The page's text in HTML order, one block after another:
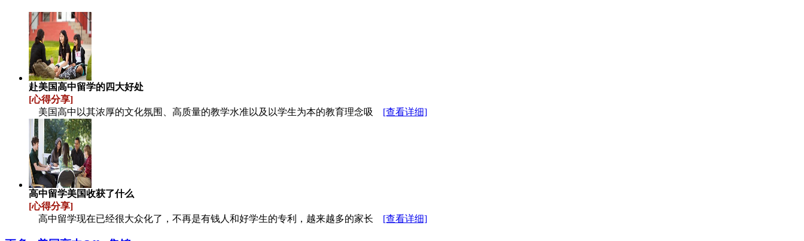
赴美国高中留学的四大好处
[心得分享]
美国高中以其浓厚的文化氛围、高质量的教学水准以及以学生为本的教育理念吸 [查看详细]
高中留学美国收获了什么
[心得分享]
高中留学现在已经很大众化了，不再是有钱人和好学生的专利，越来越多的家长 [查看详细]